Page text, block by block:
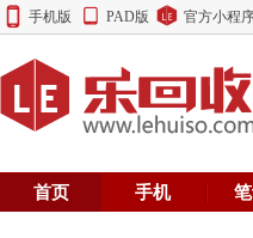
手机版 PAD版 官方小程
首页 手机